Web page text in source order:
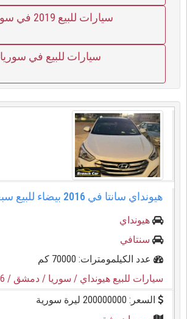
سيارات للبيع 2019 في سوريا
سيارات للبيع في سوريا
هيونداي سانتا في ⁦2016⁩ بيضاء للبيع سبعة مقاعد
هيونداي
سنتافي
عدد الكيلمومترات: 70000 كم
سيارات للبيع هيونداي / سوريا / دمشق / 2016
السعر: 200000000 ليرة سورية